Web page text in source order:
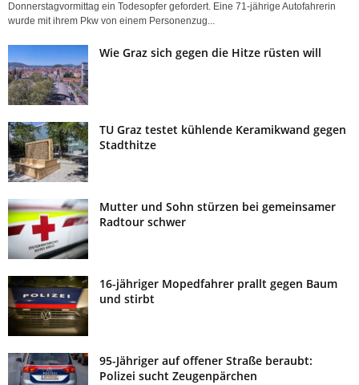
Donnerstagvormittag ein Todesopfer gefordert. Eine 71-jährige Autofahrerin
wurde mit ihrem Pkw von einem Personenzug...
Wie Graz sich gegen die Hitze rüsten will
TU Graz testet kühlende Keramikwand gegen
Stadthitze
Mutter und Sohn stürzen bei gemeinsamer
Radtour schwer
16-jähriger Mopedfahrer prallt gegen Baum
und stirbt
95-Jähriger auf offener Straße beraubt:
Polizei sucht Zeugenpärchen